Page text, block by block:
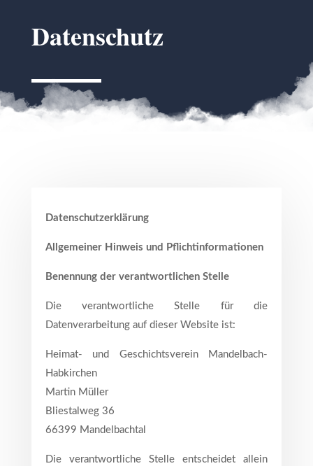
Datenschutz
Datenschutzerklärung
Allgemeiner Hinweis und Pflichtinformationen
Benennung der verantwortlichen Stelle
Die verantwortliche Stelle für die
Datenverarbeitung auf dieser Website ist:
Heimat- und Geschichtsverein Mandelbach-
Habkirchen
Martin Müller
Bliestalweg 36
66399 Mandelbachtal
Die verantwortliche Stelle entscheidet allein